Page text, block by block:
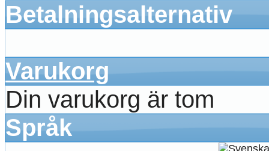
Betalningsalternativ
Varukorg
Din varukorg är tom
Språk